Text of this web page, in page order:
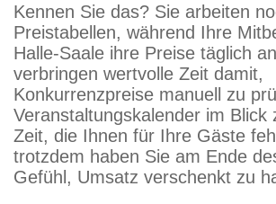
Kennen Sie das? Sie arbeiten
Preistabellen, während Ihre
Halle-Saale ihre Preise täglich
verbringen wertvolle Zeit damit,
Konkurrenzpreise manuell zu
Veranstaltungskalender im Blick
Zeit, die Ihnen für Ihre Gäste
trotzdem haben Sie am Ende
Gefühl, Umsatz verschenkt zu